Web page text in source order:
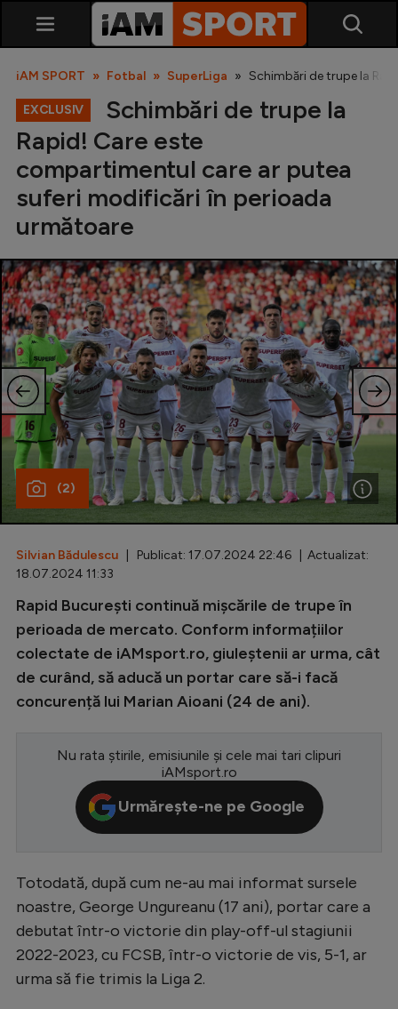
SuperLiga
Liga 2
Cupa României
Echipa Națională
U21
Fotbal feminin
Special
Diverse
Inedit
Clasamente
Champions League
Europa League
Conference League
Premier League
Serie A
Ligue 1
Campionate
Starurile fotbalului
EURO 2024
iAM SPORT Fotbal SuperLiga Schimbări de trupe la
EXCLUSIV
Schimbări de trupe la
Rapid! Care este
compartimentul care ar putea
suferi modificări în perioada
următoare
(2)
Silvian Bădulescu | Publicat: 17.07.2024 22:46 | Actualizat:
18.07.2024 11:33
Rapid București continuă mișcările de trupe în
perioada de mercato. Conform informațiilor
colectate de iAMsport.ro, giuleștenii ar urma, cât
de curând, să aducă un portar care să-i facă
concurență lui Marian Aioani (24 de ani).
Nu rata știrile, emisiunile și cele mai tari clipuri
iAMsport.ro
Urmărește-ne pe Google
Totodată, după cum ne-au mai informat sursele
noastre, George Ungureanu (17 ani), portar care a
debutat într-o victorie din play-off-ul stagiunii
2022-2023, cu FCSB, într-o victorie de vis, 5-1, ar
urma să fie trimis la Liga 2.